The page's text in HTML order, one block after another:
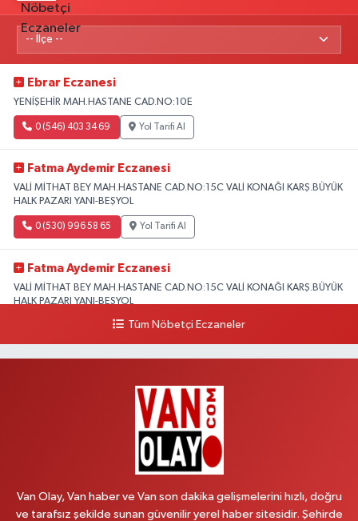
Ebrar Eczanesi
YENİŞEHİR MAH.HASTANE CAD.NO:10E
0 (546) 403 34 69 Yol Tarifi Al
Fatma Aydemir Eczanesi
VALİ MİTHAT BEY MAH.HASTANE CAD.NO:15C VALİ KONAĞI KARŞ.BÜYÜK
HALK PAZARI YANI-BEŞYOL
0 (530) 996 58 65 Yol Tarifi Al
Fatma Aydemir Eczanesi
VALİ MİTHAT BEY MAH.HASTANE CAD.NO:15C VALİ KONAĞI KARŞ.BÜYÜK
HALK PAZARI YANI-BEŞYOL
Yol Tarifi Al
CUMHURİYET MAH.ZÜBEYDE HANIM CAD.DIŞ KAPI NO:34 A lokman
Yol Tarifi Al
Hekimoğlu Eczanesi
0 (541) 147 65 65 Yol Tarifi Al
Tüm Nöbetçi Eczaneler
Van Olay, Van haber ve Van son dakika gelişmelerini hızlı, doğru
ve tarafsız şekilde sunan güvenilir yerel haber sitesidir. Şehirde